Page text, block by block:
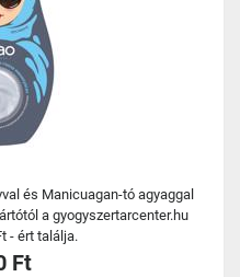
és Manicuagan-tó agyaggal
a gyogyszertarcenter.hu
- ért találja.
Ft